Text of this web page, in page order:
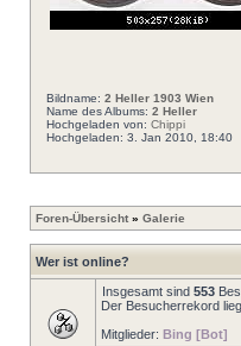
Bildname: 2 Heller 1903 Wien
Name des Albums: 2 Heller
Hochgeladen von: Chippi
Hochgeladen: 3. Jan 2010, 18:40
Foren-Übersicht » Galerie
Wer ist online?
Insgesamt sind 553
Der Besucherrekord
Mitglieder: Bing [Bot]